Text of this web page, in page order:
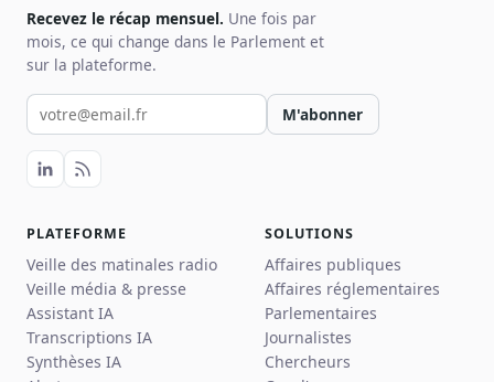
Recevez le récap mensuel. Une fois par
mois, ce qui change dans le Parlement et
sur la plateforme.
Votre email pour la newsletter
M'abonner
PLATEFORME
Veille des matinales radio
Veille média & presse
Assistant IA
Transcriptions IA
Synthèses IA
SOLUTIONS
Affaires publiques
Affaires réglementaires
Parlementaires
Journalistes
Chercheurs